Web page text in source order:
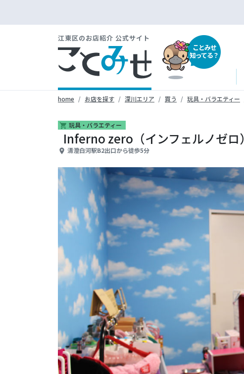
江東区のお店紹介 公式サイト
ことみせ
知ってる？
home お店を探す 深川エリア 買う 玩具・バラエティー
shopping_cart 玩具・バラエティー
Inferno zero（インフェルノゼロ）
place 清澄白河駅B2出口から徒歩5分